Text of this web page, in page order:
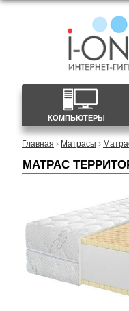
КОМПЬЮТЕРЫ
Главная › Матрасы ›
МАТРАС